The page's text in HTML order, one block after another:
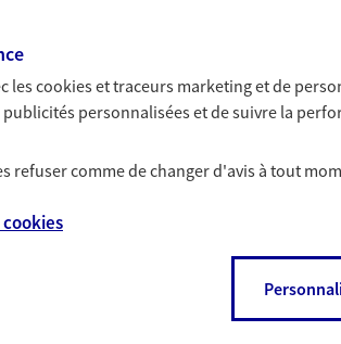
sur-Seine
à Ivry-sur-Seine, neuve ou
de propositions présentes sur le
des conseillers experts en assurance
budget. Dans le cas où vous êtes
Ivry-sur-Seine
lescookies et traceurs marketing et de
personnalisées et de suivre la
refuser comme de changer d'avis à tout
cookies